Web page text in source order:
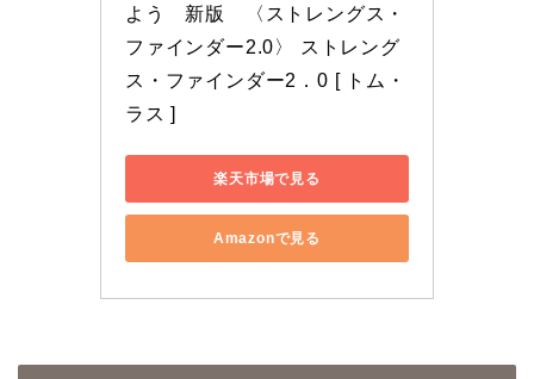
よう　新版　〈ストレングス・
ファインダー2.0〉 ストレング
ス・ファインダー2．0 [ トム・
ラス ]
楽天市場で見る
Amazonで見る